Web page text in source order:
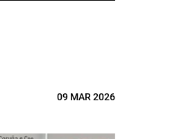
09 MAR 2026